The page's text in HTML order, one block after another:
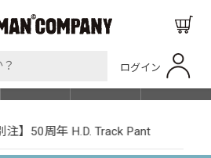
ログイン
SHOP LIST
注】50周年 H.D. Track Pant